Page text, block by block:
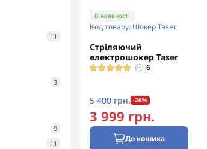
11
3
9
11
В наявності
Код товару: Шокер Taser
Стріляючий
електрошокер Taser
6
5 400 грн. -26%
3 999 грн.
До кошика